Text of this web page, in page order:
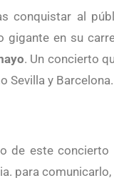
conquistar al
gigante en su
. Un concierto
Sevilla y Barcelona.
para comunicarlo,